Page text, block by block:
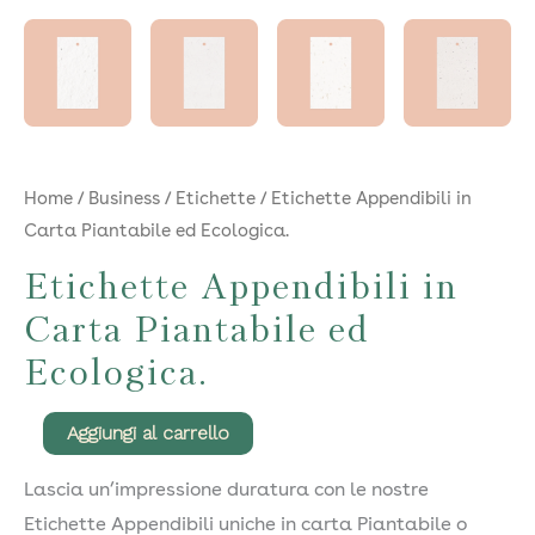
Home / Business / Etichette / Etichette Appendibili in
Carta Piantabile ed Ecologica.
Etichette Appendibili in
Carta Piantabile ed
Ecologica.
Etichette
in
Aggiungi al carrello
Lascia un’impressione duratura con le nostre
Etichette Appendibili uniche in carta Piantabile o